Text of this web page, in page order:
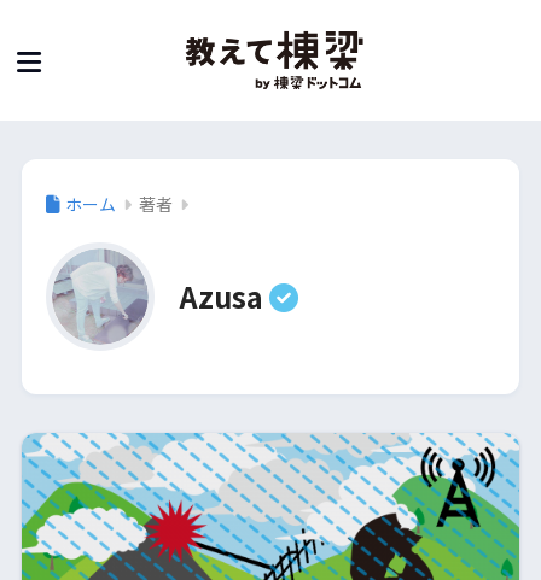
ホーム 著者
Azusa